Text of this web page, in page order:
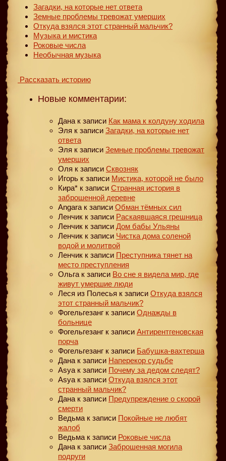
Загадки, на которые нет ответа
Земные проблемы тревожат умерших
Откуда взялся этот странный мальчик?
Музыка и мистика
Роковые числа
Необычная музыка
Рассказать историю
Новые комментарии:
Дана к записи Как мама к колдуну ходила
Эля к записи Загадки, на которые нет
ответа
Эля к записи Земные проблемы тревожат
умерших
Оля к записи Сквозняк
Игорь к записи Мистика, которой не было
Кира* к записи Странная история в
заброшенной деревне
Angara к записи Обман тёмных сил
Ленчик к записи Раскаявшаяся грешница
Ленчик к записи Дом бабы Ульяны
Ленчик к записи Чистка дома соленой
водой и молитвой
Ленчик к записи Преступника тянет на
место преступления
Ольга к записи Во сне я видела мир, где
живут умершие люди
Леся из Полесья к записи Откуда взялся
этот странный мальчик?
Фогельгезанг к записи Однажды в
больнице
Фогельгезанг к записи Антирентгеновская
порча
Фогельгезанг к записи Бабушка-вахтерша
Дана к записи Наперекор судьбе
Asya к записи Почему за дедом следят?
Asya к записи Откуда взялся этот
странный мальчик?
Дана к записи Предупреждение о скорой
смерти
Ведьма к записи Покойные не любят
жалоб
Ведьма к записи Роковые числа
Дана к записи Заброшенная могила
подруги